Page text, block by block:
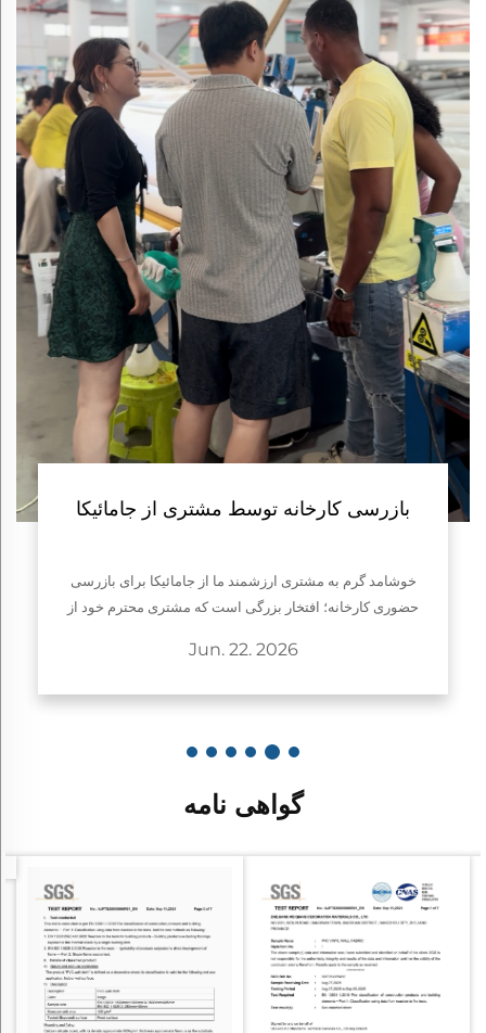
بازرسی کارخانه توسط مشتری از جامائیکا
خوشامد گرم به مشتری ارزشمند ما از جامائیکا برای بازرسی
حضوری کارخانه؛ افتخار بزرگی است که مشتری محترم خود از
هانگژوی ما و همکاری تجاری به استقبال ببریم...
Jun. 22. 2026
گواهی نامه